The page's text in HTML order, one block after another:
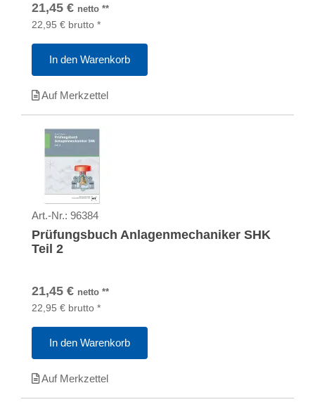
21,45 € netto **
22,95 € brutto *
In den Warenkorb
Auf Merkzettel
Art.-Nr.: 96384
Prüfungsbuch Anlagenmechaniker SHK
Teil 2
21,45 € netto **
22,95 € brutto *
In den Warenkorb
Auf Merkzettel